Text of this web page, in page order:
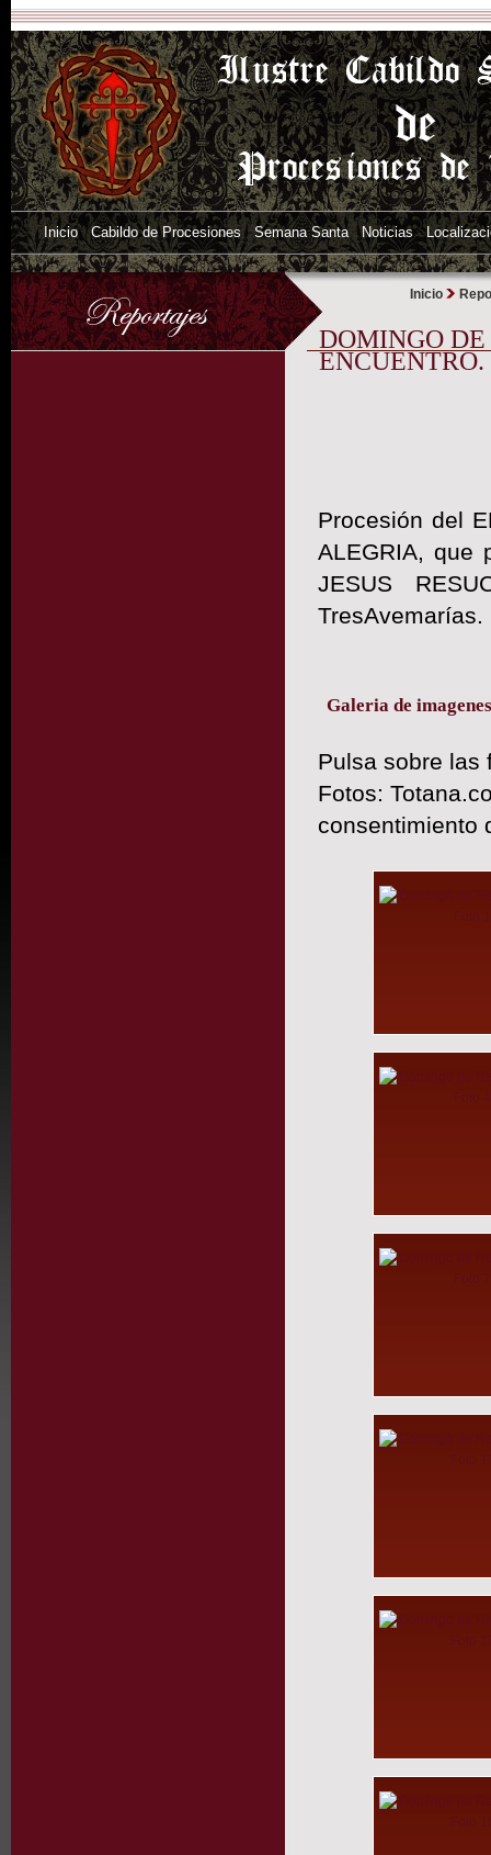
Inicio Cabildo de Procesiones Semana Santa Noticias
Inicio
DOMINGO DE
ENCUENTRO.
Procesión del
ALEGRIA, que
JESUS
TresAvemarías.
Galeria de imagenes
Pulsa sobre las
Fotos:
consentimiento